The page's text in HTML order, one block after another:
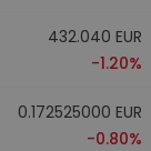
432.040 EUR
-1.20%
0.172525000 EUR
-0.80%